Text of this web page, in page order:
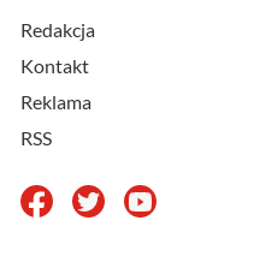
Redakcja
Kontakt
Reklama
RSS